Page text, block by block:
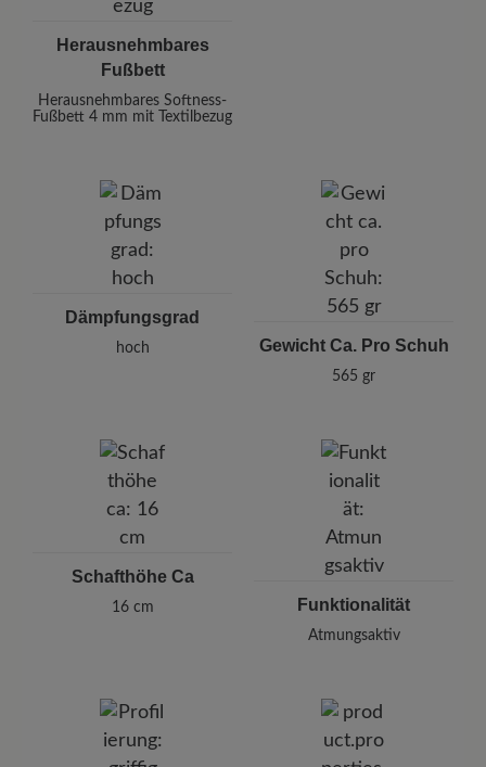
Herausnehmbares
Fußbett
Herausnehmbares Softness-
Fußbett 4 mm mit Textilbezug
Dämpfungsgrad
hoch Gewicht Ca. Pro Schuh
565 gr
Schafthöhe Ca
16 cm Funktionalität
Atmungsaktiv